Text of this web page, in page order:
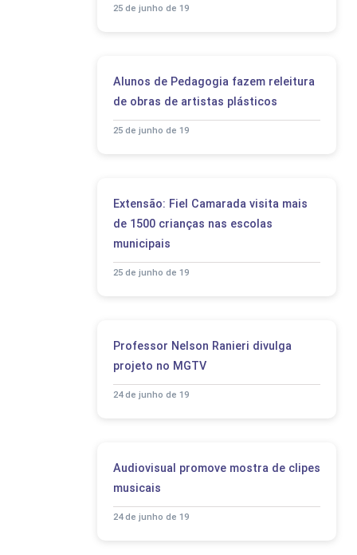
25 de junho de 19
Alunos de Pedagogia fazem releitura
de obras de artistas plásticos
25 de junho de 19
Extensão: Fiel Camarada visita mais
de 1500 crianças nas escolas
municipais
25 de junho de 19
Professor Nelson Ranieri divulga
projeto no MGTV
24 de junho de 19
Audiovisual promove mostra de clipes
musicais
24 de junho de 19